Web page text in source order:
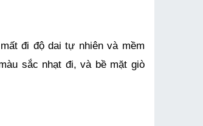
đi độ dai tự nhiên và mềm
sắc nhạt đi, và bề mặt giò